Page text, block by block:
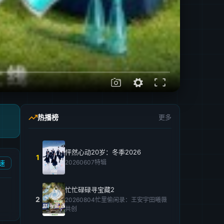
热播榜 更多
1
怦然心动20岁：冬季2026
20260607特辑
2
忙忙碌碌寻宝藏2
20260804忙里偷闲录：王安宇田曦薇
共创